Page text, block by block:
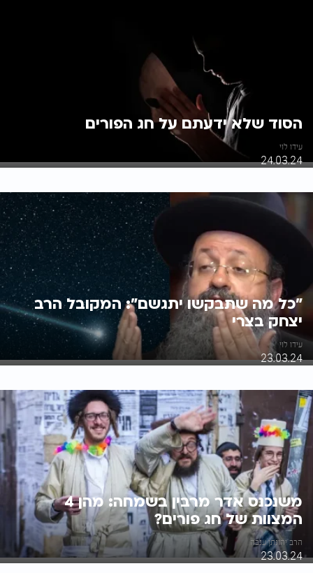
הסוד שלא ידעתם על חג הפורים
עידו לוי
24.03.24
"כל מה שתבקשו יתגשם": המקובל הרב
יצחק בצרי
עידו לוי
23.03.24
משנכנס אדר מרבין בשמחה: מהן 4
המצוות של חג פורים?
הרב יהונתן ענבה
23.03.24